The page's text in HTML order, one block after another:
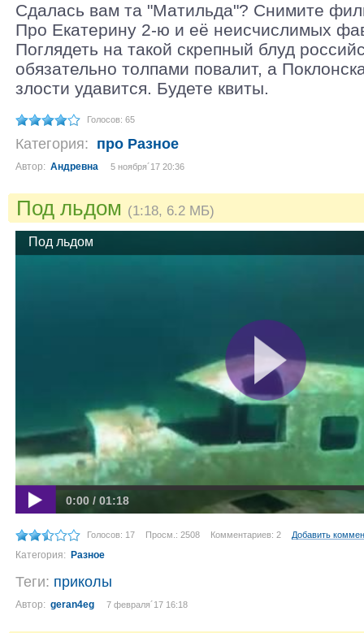
Сдалась вам та "Матильда"? Снимите
Про Екатерину 2-ю и её неисчислимых
Поглядеть на такой скрепный блуд
обязательно толпами повалит, а
злости удавится. Будете квиты.
Голосов: 65
Категория: про Разное
Автор: Андревна 5 ноября´17 20:36
Под льдом (1:18, 6.2 МБ)
Под льдом
0:00 / 01:18
Голосов: 17 Просм.: 2508 Комментариев: 2 Добавить
Категория: Разное
Теги: приколы
Автор: geran4eg 7 февраля´17 16:18